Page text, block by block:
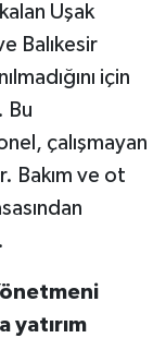
Uşak
Balıkesir
için
Bu
çalışmayan
Bakım ve ot
yatırım